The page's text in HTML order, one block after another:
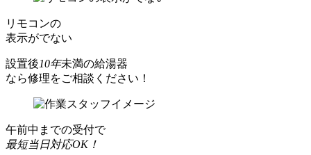
リモコンの
表示がでない
設置後10年未満の給湯器
なら修理をご相談ください！
午前中までの受付で
最短当日対応OK！